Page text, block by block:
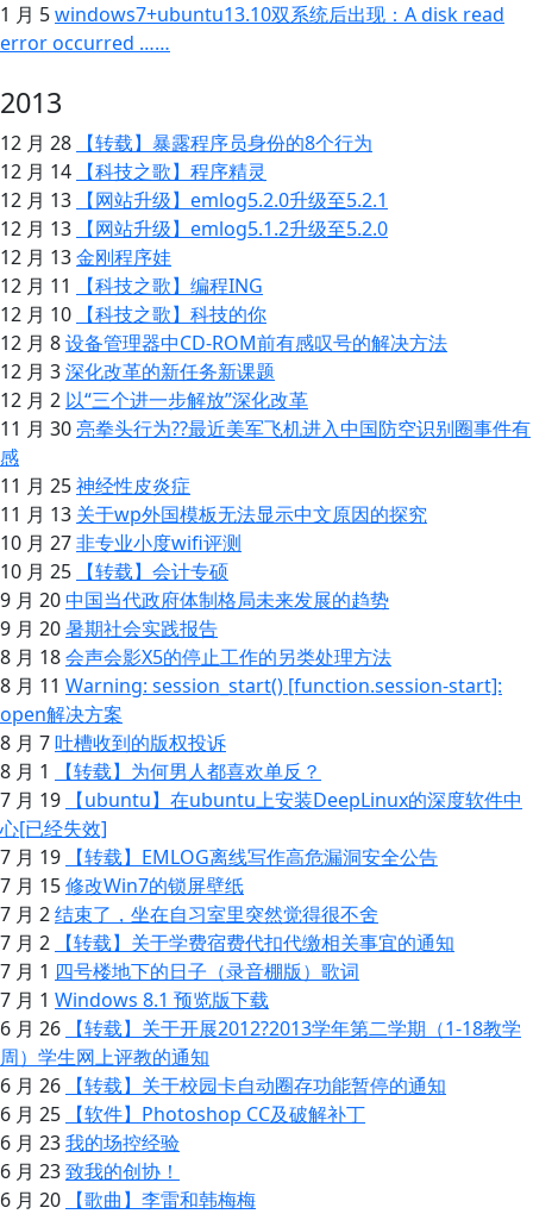
1 月 5windows7+ubuntu13.10双系统后出现：A disk read
error occurred ……
2013
12 月 28
【转载】暴露程序员身份的8个行为
12 月 14
【科技之歌】程序精灵
12 月 13
【网站升级】emlog5.2.0升级至5.2.1
12 月 13
【网站升级】emlog5.1.2升级至5.2.0
12 月 13金刚程序娃
12 月 11
【科技之歌】编程ING
12 月 10
【科技之歌】科技的你
12 月 8设备管理器中CD-ROM前有感叹号的解决方法
12 月 3深化改革的新任务新课题
12 月 2 以“三个进一步解放”深化改革
11 月 30亮拳头行为??最近美军飞机进入中国防空识别圈事件有
感
11 月 25神经性皮炎症
11 月 13 关于wp外国模板无法显示中文原因的探究
10 月 27非专业小度wifi评测
10 月 25
【转载】会计专硕
9 月 20中国当代政府体制格局未来发展的趋势
9 月 20暑期社会实践报告
8 月 18会声会影X5的停止工作的另类处理方法
8 月 11 Warning: session_start() [function.session-start]:
open解决方案
8 月 7吐槽收到的版权投诉
8 月 1
【转载】为何男人都喜欢单反？
7 月 19
【ubuntu】在ubuntu上安装DeepLinux的深度软件中
心[已经失效]
7 月 19
【转载】EMLOG离线写作高危漏洞安全公告
7 月 15修改Win7的锁屏壁纸
7 月 2结束了，坐在自习室里突然觉得很不舍
7 月 2
【转载】关于学费宿费代扣代缴相关事宜的通知
7 月 1 四号楼地下的日子（录音棚版）歌词
7 月 1 Windows 8.1 预览版下载
6 月 26
【转载】关于开展2012?2013学年第二学期（1-18教学
周）学生网上评教的通知
6 月 26
【转载】关于校园卡自动圈存功能暂停的通知
6 月 25
【软件】Photoshop CC及破解补丁
6 月 23我的场控经验
6 月 23致我的创协！
6 月 20
【歌曲】李雷和韩梅梅